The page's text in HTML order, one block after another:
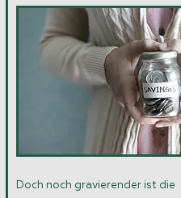
Doch noch gravierender ist die